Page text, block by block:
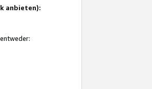
anbieten):